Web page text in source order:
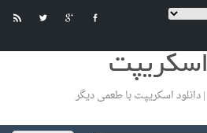
اسکریپت
دانلود اسکریپت با طعمی دیگر